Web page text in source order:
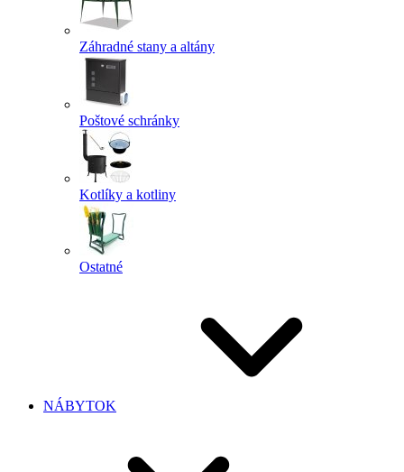
Záhradné stany a altány
Poštové schránky
Kotlíky a kotliny
Ostatné
NÁBYTOK